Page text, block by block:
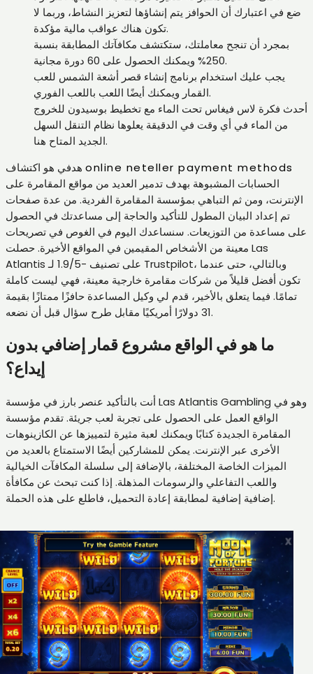
ضع في اعتبارك أن الحوافز يتم إنشاؤها لتعزيز النشاط، وربما لا
تكون هناك عواقب مالية مؤكدة.
بمجرد أن تنجح معاملتك، ستكتشف مكافآتك المطابقة بنسبة
250% ويمكنك الحصول على 60 دورة مجانية.
يجب عليك استخدام برنامج إنشاء قصر أشعة الشمس للعب
القمار ويمكنك أيضًا اللعب باللعب الفوري.
أحدث فكرة لاس فيغاس تحت الماء مع تخطيط بوسيدون للخروج
من الماء في أي وقت في الدقيقة يعلوها نظام التنقل السهل
الجديد المتاح هنا.
online neteller payment methods
الحسابات المشبوهة بهدف تدمير العديد من مواقع المقامرة على
الإنترنت، ومن ثم التباهي بمؤسسة المقامرة الفردية. من عدة صفحات
تم إعداد البيان المطول للتأكيد والحاجة إلى مساعدتك في الحصول
على مساعدة من التوزيعات. سنساعدك اليوم في الغوص في تصريحات
معينة من الأشخاص المقيمين في المواقع الأخيرة. حصلت Las
Atlantis على تصنيف -1.9/5 لـ Trustpilot، وبالتالي، حتى عندما
تكون أفضل قليلاً من شركات مقامرة خارجية معينة، فهي ليست كاملة
تمامًا. فيما يتعلق بالأخير، قدم لي وكيل المساعدة حافزًا ممتازًا بقيمة
31 دولارًا أمريكيًا مقابل طرح سؤال قبل أن نضعه.
ما هو في الواقع مشروع قمار إضافي بدون
إيداع؟
أنت بالتأكيد عنصر بارز في مؤسسة Las Atlantis Gambling وهو في
الواقع العمل على الحصول على تجربة لعب جريئة. تقدم مؤسسة
المقامرة الجديدة كتابًا ويمكنك لعبة مثيرة لتمييزها عن الكازينوهات
الأخرى عبر الإنترنت. يمكن للمشاركين أيضًا الاستمتاع بالعديد من
الميزات الخاصة المختلفة، بالإضافة إلى سلسلة المكافآت الخيالية
واللعب التفاعلي والرسومات المذهلة. إذا كنت تبحث عن مكافأة
إضافية إضافية لمطابقة إعادة التحميل، فاطلع على هذه الحملة.